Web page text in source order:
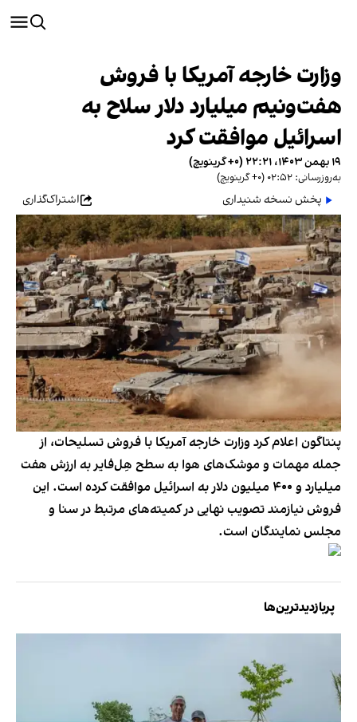
وزارت خارجه آمریکا با فروش
هفت‌ونیم میلیارد دلار سلاح به
اسرائیل موافقت کرد
۱۹ بهمن ۱۴۰۳، ۲۲:۲۱ (‎+۰ گرینویچ)
به‌روزرسانی: ۰۲:۵۲ (‎+۰ گرینویچ)
پخش نسخه شنیداری اشتراک‌گذاری
پنتاگون اعلام کرد وزارت خارجه آمریکا با فروش تسلیحات، از
جمله مهمات و موشک‌های هوا به سطح هِل‌فایر به ارزش هفت
میلیارد و ۴۰۰ میلیون دلار به اسرائیل موافقت کرده است. این
فروش نیازمند تصویب نهایی در کمیته‌های مرتبط در سنا و
مجلس نمایندگان است.
پربازدیدترین‌ها